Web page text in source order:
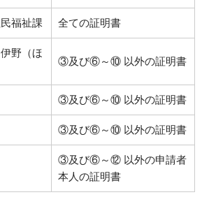
福祉課 全ての証明書
野（ほ
③及び⑥～⑩ 以外の証明書
③及び⑥～⑩ 以外の証明書
③及び⑥～⑩ 以外の証明書
③及び⑥～⑫ 以外の申請者
本人の証明書